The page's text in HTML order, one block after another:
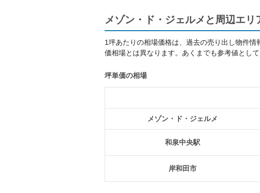
メゾン・ド・ジェルメと周辺エ
1坪あたりの相場価格は、過去の売り出し物件
価相場とは異なります。あくまでも参考値として
坪単価の相場
メゾン・ド・ジェルメ
和泉中央駅
岸和田市